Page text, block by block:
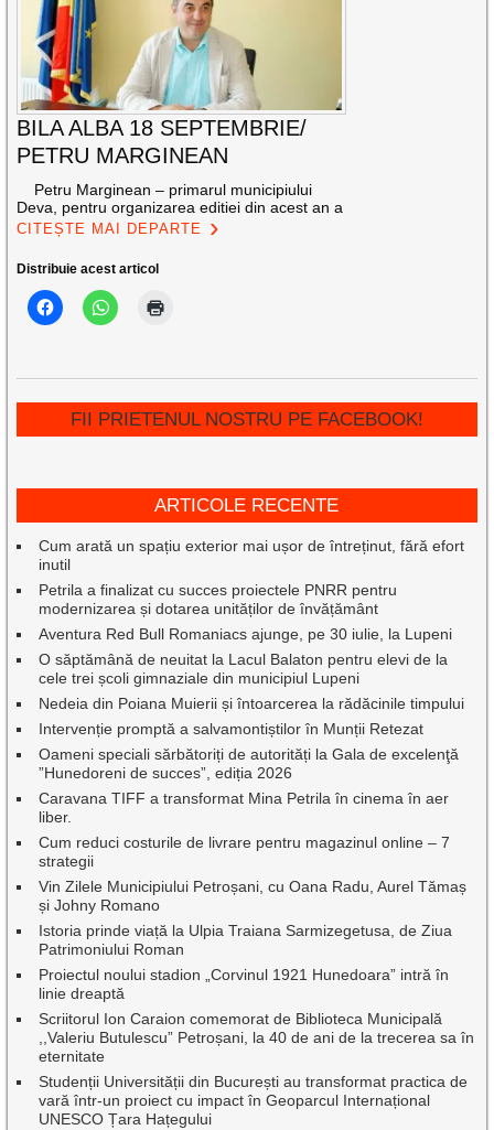
BILA ALBA 18 SEPTEMBRIE/
PETRU MARGINEAN
Petru Marginean – primarul municipiului
Deva, pentru organizarea editiei din acest an a
CITEȘTE MAI DEPARTE
Distribuie acest articol
FII PRIETENUL NOSTRU PE FACEBOOK!
ARTICOLE RECENTE
Cum arată un spațiu exterior mai ușor de întreținut, fără efort
inutil
Petrila a finalizat cu succes proiectele PNRR pentru
modernizarea și dotarea unităților de învățământ
Aventura Red Bull Romaniacs ajunge, pe 30 iulie, la Lupeni
O săptămână de neuitat la Lacul Balaton pentru elevi de la
cele trei școli gimnaziale din municipiul Lupeni
Nedeia din Poiana Muierii și întoarcerea la rădăcinile timpului
Intervenție promptă a salvamontiștilor în Munții Retezat
Oameni speciali sărbătoriți de autorități la Gala de excelenţă
”Hunedoreni de succes”, ediția 2026
Caravana TIFF a transformat Mina Petrila în cinema în aer
liber.
Cum reduci costurile de livrare pentru magazinul online – 7
strategii
Vin Zilele Municipiului Petroșani, cu Oana Radu, Aurel Tămaș
și Johny Romano
Istoria prinde viață la Ulpia Traiana Sarmizegetusa, de Ziua
Patrimoniului Roman
Proiectul noului stadion „Corvinul 1921 Hunedoara” intră în
linie dreaptă
Scriitorul Ion Caraion comemorat de Biblioteca Municipală
,,Valeriu Butulescu” Petroșani, la 40 de ani de la trecerea sa în
eternitate
Studenții Universității din București au transformat practica de
vară într-un proiect cu impact în Geoparcul Internațional
UNESCO Țara Hațegului